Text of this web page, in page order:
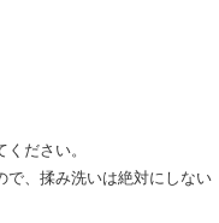
ださい。
で、揉み洗いは絶対にしない